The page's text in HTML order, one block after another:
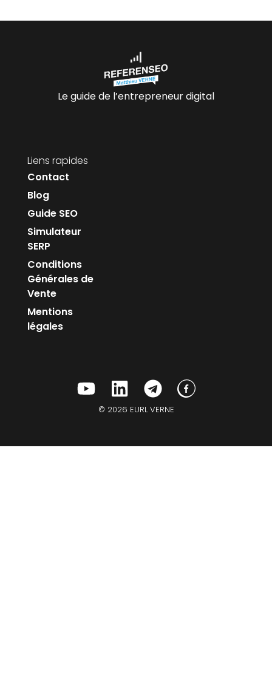
Le guide de l’entrepreneur digital
Liens rapides
Contact
Blog
Guide SEO
Simulateur
SERP
Conditions
Générales de
Vente
Mentions
légales
© 2026 EURL VERNE